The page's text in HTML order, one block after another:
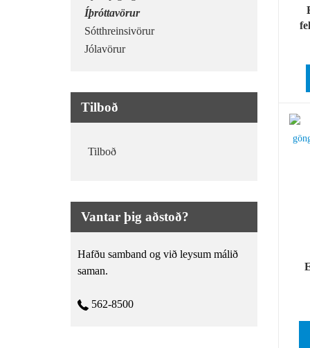
Íþróttavörur
Sótthreinsivörur
Jólavörur
Tilboð
Tilboð
Vantar þig aðstoð?
Hafðu samband og við leysum málið
saman.
562-8500